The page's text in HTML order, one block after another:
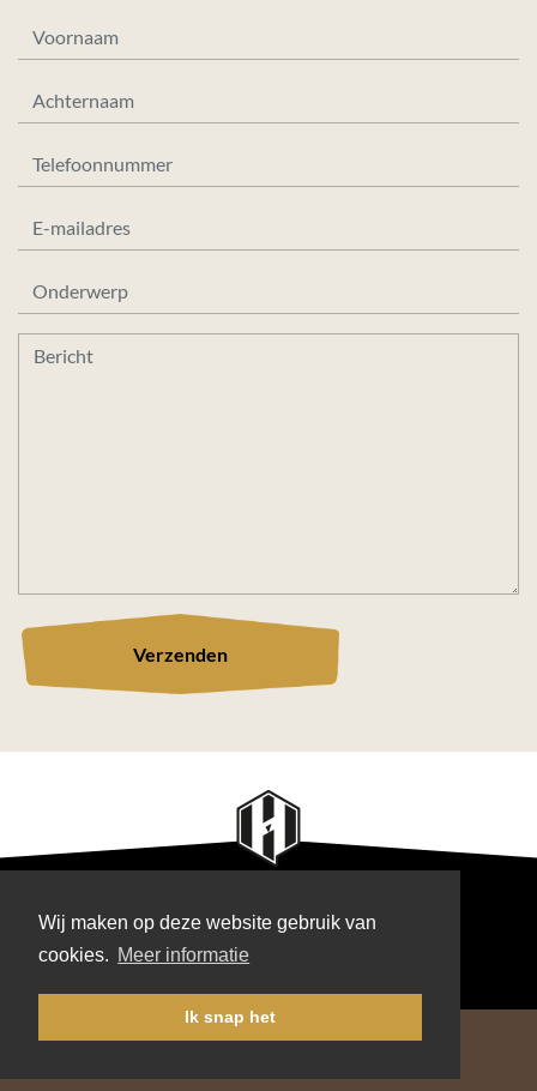
Wij maken op deze website gebruik van
cookies. Meer informatie
Ik snap het
Industrieweg 3 | 5531 AD, Bladel
Interesse om samen jouw
woonwens te realiseren?